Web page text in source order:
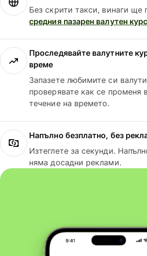
Без скрити такси, винаги ще
средния пазарен валутен курс
Проследявайте валутните
време
Запазете любимите си
проверявате как се променя
течение на времето.
Напълно безплатно, без
Изтеглете за секунди.
няма досадни реклами.